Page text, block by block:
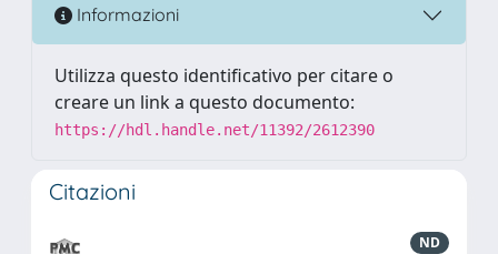
Informazioni
Utilizza questo identificativo per citare o
creare un link a questo documento:
https://hdl.handle.net/11392/2612390
Citazioni
ND